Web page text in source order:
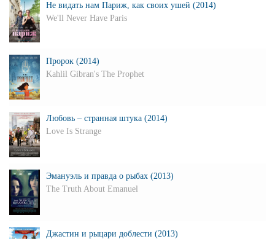
Не видать нам Париж, как своих ушей (2014)
We'll Never Have Paris
Пророк (2014)
Kahlil Gibran's The Prophet
Любовь – странная штука (2014)
Love Is Strange
Эмануэль и правда о рыбах (2013)
The Truth About Emanuel
Джастин и рыцари доблести (2013)